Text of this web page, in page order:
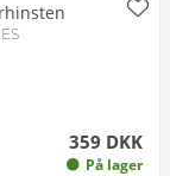
359 DKK
På lager